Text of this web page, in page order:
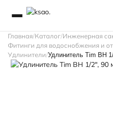
Главная Каталог Инженерная
Фитинги для водоснобжения и
Удлинители Удлинитель Tim ВН